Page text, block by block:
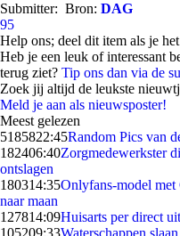
Submitter: Bron: DAG
95
Help ons; deel dit item als je
Heb je een leuk of interessant
terug ziet? Tip ons dan via de
Zoek jij altijd de leukste
Meld je aan als nieuwsposter!
Meest gelezen
5185822:45Random Pics van
182406:40Zorgmedewerkster
ontslagen
180314:35Onlyfans-model
naar maan
127814:09Huisarts per direct
105209:33Waterschappen